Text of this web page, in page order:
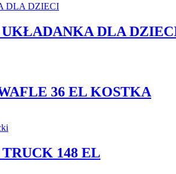
DLA
36 EL KOSTKA
148 EL